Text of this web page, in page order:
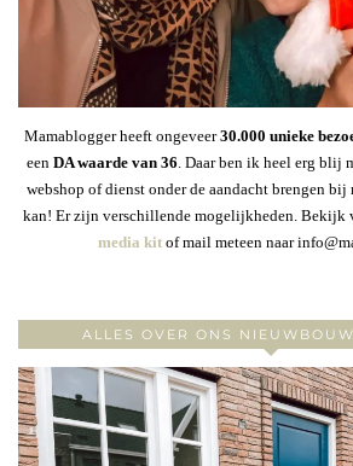
Mamablogger heeft ongeveer30.000 unieke
een DA waarde van 36 . Daar ben ik heel erg
webshop of dienst onder de aandacht brengen
kan! Er zijn verschillende mogelijkheden. Bekijk
media kitof mail meteen naar
ALLES OVER ONS